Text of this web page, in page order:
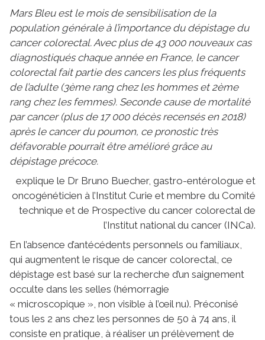
Mars Bleu est le mois de sensibilisation de la
population générale à l’importance du dépistage du
cancer colorectal. Avec plus de 43 000 nouveaux cas
diagnostiqués chaque année en France, le cancer
colorectal fait partie des cancers les plus fréquents
de l’adulte (3ème rang chez les hommes et 2ème
rang chez les femmes). Seconde cause de mortalité
par cancer (plus de 17 000 décès recensés en 2018)
après le cancer du poumon, ce pronostic très
défavorable pourrait être amélioré grâce au
dépistage précoce.
explique le Dr Bruno Buecher, gastro-entérologue et
oncogénéticien à l’Institut Curie et membre du Comité
technique et de Prospective du cancer colorectal de
l’Institut national du cancer (INCa).
En l’absence d’antécédents personnels ou familiaux,
qui augmentent le risque de cancer colorectal, ce
dépistage est basé sur la recherche d’un saignement
occulte dans les selles (hémorragie
« microscopique », non visible à l’œil nu). Préconisé
tous les 2 ans chez les personnes de 50 à 74 ans, il
consiste en pratique, à réaliser un prélèvement de